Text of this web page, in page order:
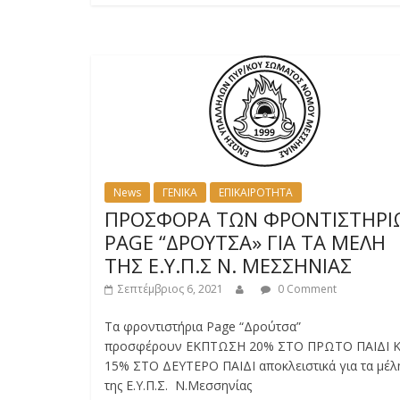
News ΓΕΝΙΚΑ ΕΠΙΚΑΙΡΟΤΗΤΑ
ΠΡΟΣΦΟΡΑ ΤΩΝ
PAGE “ΔΡΟΥΤΣΑ» ΓΙΑ ΤΑ ΜΕΛΗ
ΤΗΣ Ε.Υ.Π.Σ Ν. ΜΕΣΣΗΝΙΑΣ
Σεπτέμβριος 6, 2021 0 Comment
Τα φροντιστήρια Page “Δρούτσα”
προσφέρουν ΕΚΠΤΩΣΗ 20% ΣΤΟ ΠΡΩΤΟ ΠΑΙΔΙ
15% ΣΤΟ ΔΕΥΤΕΡΟ ΠΑΙΔΙ αποκλειστικά για τα
της Ε.Υ.Π.Σ. Ν.Μεσσηνίας